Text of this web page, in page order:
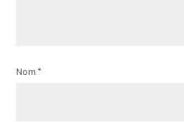
Nom *